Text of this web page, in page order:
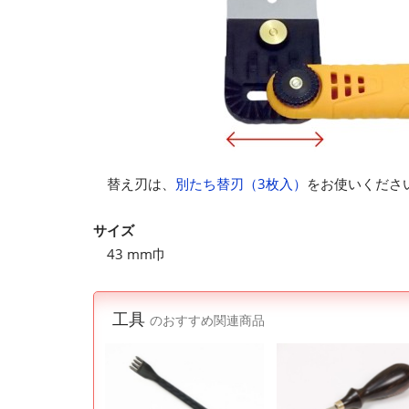
替え刃は、 別たち替刃（3枚入） をお使いくださ
サイズ
43 mm巾
工具 のおすすめ関連商品